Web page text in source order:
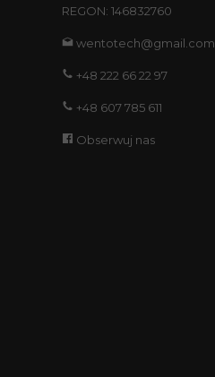
REGON: 146832760
wentotech@gmail.com
+48 222 66 22 97
+48 607 785 611
Obserwuj nas